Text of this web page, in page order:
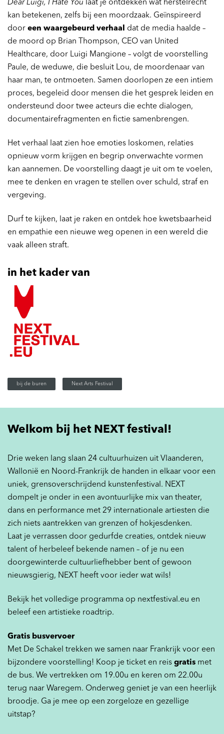
Dear Luigi, I Hate You laat je ontdekken wat herstelrecht
kan betekenen, zelfs bij een moordzaak. Geïnspireerd
door een waargebeurd verhaal
dat de media haalde –
de moord op Brian Thompson, CEO van United
Healthcare, door Luigi Mangione – volgt de voorstelling
Paule, de weduwe, die besluit Lou, de moordenaar van
haar man, te ontmoeten. Samen doorlopen ze een intiem
proces, begeleid door mensen die het gesprek leiden en
ondersteund door twee acteurs die echte dialogen,
documentairefragmenten en fictie samenbrengen.
Het verhaal laat zien hoe emoties loskomen, relaties
opnieuw vorm krijgen en begrip onverwachte vormen
kan aannemen. De voorstelling daagt je uit om te voelen,
mee te denken en vragen te stellen over schuld, straf en
vergeving.
Durf te kijken, laat je raken en ontdek hoe kwetsbaarheid
en empathie een nieuwe weg openen in een wereld die
vaak alleen straft.
in het kader van
bij de buren Next Arts Festival
Welkom bij het NEXT festival!
Drie weken lang slaan 24 cultuurhuizen uit Vlaanderen,
Wallonië en Noord-Frankrijk de handen in elkaar voor een
uniek, grensoverschrijdend kunstenfestival. NEXT
dompelt je onder in een avontuurlijke mix van theater,
dans en performance met 29 internationale artiesten die
zich niets aantrekken van grenzen of hokjesdenken.
Laat je verrassen door gedurfde creaties, ontdek nieuw
talent of herbeleef bekende namen – of je nu een
doorgewinterde cultuurliefhebber bent of gewoon
nieuwsgierig, NEXT heeft voor ieder wat wils!
Bekijk het volledige programma op nextfestival.eu en
beleef een artistieke roadtrip.
Gratis busvervoer
Met De Schakel trekken we samen naar Frankrijk voor een
bijzondere voorstelling! Koop je ticket en reis gratis met
de bus. We vertrekken om 19.00u en keren om 22.00u
terug naar Waregem. Onderweg geniet je van een heerlijk
broodje. Ga je mee op een zorgeloze en gezellige
uitstap?